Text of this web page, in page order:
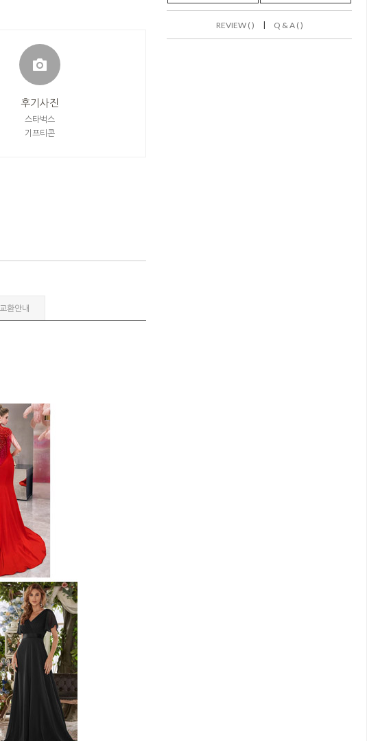
후기사진
스타벅스
기프티콘
환안내
REVIEW ( ) | Q & A ( )